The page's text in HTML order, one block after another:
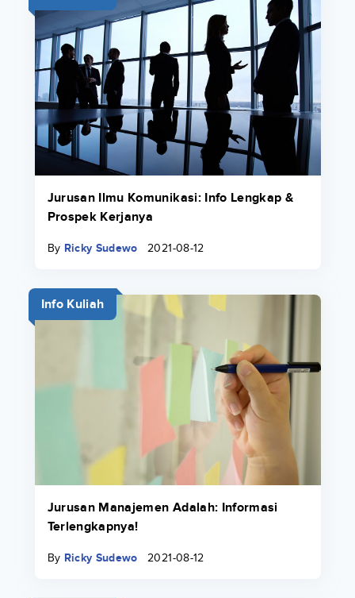
Jurusan Ilmu Komunikasi: Info Lengkap &
Prospek Kerjanya
By Ricky Sudewo 2021-08-12
Info Kuliah
Jurusan Manajemen Adalah: Informasi
Terlengkapnya!
By Ricky Sudewo 2021-08-12